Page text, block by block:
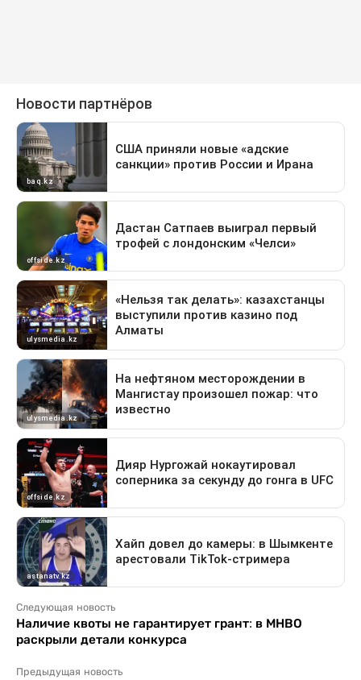
Следующая новость
Наличие квоты не гарантирует грант: в МНВО
раскрыли детали конкурса
Предыдущая новость